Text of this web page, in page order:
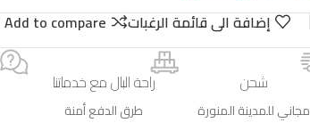
إضافة الى قائمة الرغبات
Add to compare
شحن
مجاني للمدينة المنورة
راحة البال مع خدماتنا
طرق الدفع أمنة